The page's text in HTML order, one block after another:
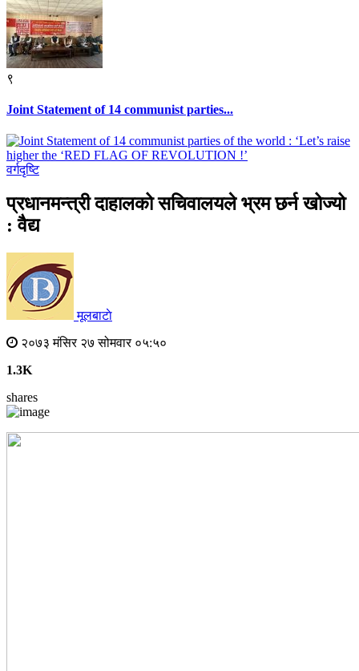
९
Joint Statement of 14 communist parties...
वर्गदृष्टि
प्रधानमन्त्री दाहालको सचिवालयले भ्रम छर्न खोज्यो
: वैद्य
मूलबाटाे
२०७३ मंसिर २७ सोमवार ०५:५०
1.3K
shares